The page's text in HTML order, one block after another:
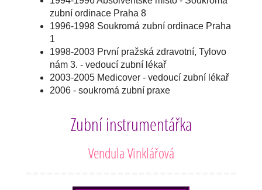
zubní ordinace Praha 8
1996-1998 Soukromá zubní ordinace Praha
1
1998-2003 První pražská zdravotní, Tylovo
nám 3. - vedoucí zubní lékař
2003-2005 Medicover - vedoucí zubní lékař
2006 - soukromá zubní praxe
Zubní instrumentářka
Vendula Vinklářová